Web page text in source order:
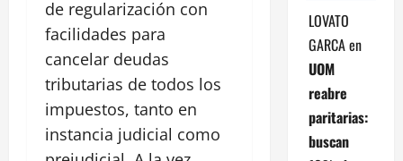
de regularización con
facilidades para
cancelar deudas
tributarias de todos los
impuestos, tanto en
instancia judicial como
LOVATO
GARCAen
UOM
reabre
paritarias:
buscan